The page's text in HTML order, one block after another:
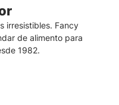
irresistibles. Fancy
de alimento para
1982.